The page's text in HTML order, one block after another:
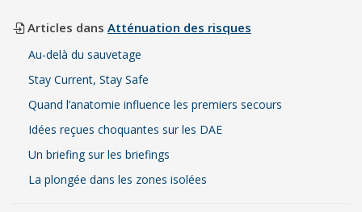
Articles dans Atténuation des risques
Au-delà du sauvetage
Stay Current, Stay Safe
Quand l’anatomie influence les premiers secours
Idées reçues choquantes sur les DAE
Un briefing sur les briefings
La plongée dans les zones isolées